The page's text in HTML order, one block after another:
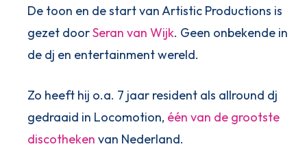
De toon en de start van Artistic Productions is
gezet doorSeran van Wijk. Geen onbekende in
de dj en entertainment wereld.
Zo heeft hij o.a. 7 jaar resident als allround dj
gedraaid in Locomotion, één van de grootste
discotheken van Nederland.